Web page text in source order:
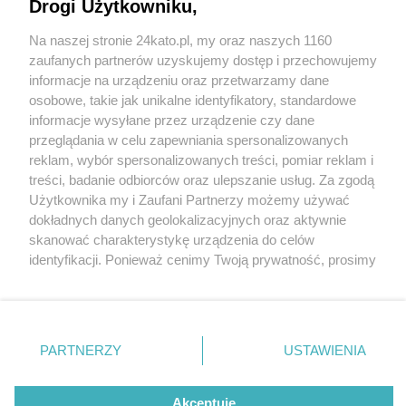
Słynny sklep z wyposażeniem wnętrz BoConcept
Centrum Wnętrz Home Concept
4 / 7
Home Concept Katowice
budowa 5
Wydawca mediów lokalnych
Nie zapomnij
zapoznać się z:
polityką prywatności regulamin korzystania z portali
Twojemiasto
Piekary Śląskie
Chorzów
Tarnowskie Góry
Gliwice
Skontakuj sięz nami
Kontakt
Wydawca
Redakcja
Drogi Użytkowniku,
Na naszej stronie 24kato.pl, my oraz naszych 1160
zaufanych partnerów uzyskujemy dostęp i przechowujemy
informacje na urządzeniu oraz przetwarzamy dane
osobowe, takie jak unikalne identyfikatory, standardowe
informacje wysyłane przez urządzenie czy dane
przeglądania w celu zapewniania spersonalizowanych
reklam, wybór spersonalizowanych treści, pomiar reklam i
treści, badanie odbiorców oraz ulepszanie usług. Za zgodą
Użytkownika my i Zaufani Partnerzy możemy używać
dokładnych danych geolokalizacyjnych oraz aktywnie
skanować charakterystykę urządzenia do celów
identyfikacji. Ponieważ cenimy Twoją prywatność, prosimy
prywatności znajdujący się w lewym dolnym rogu strony
. Niektóre rodzaje przetwarzania danych nie wymagają
zgody użytkownika, ale masz prawo sprzeciwić się
takiemu przetwarzaniu. Preferencje będą miały
PARTNERZY USTAWIENIA
Akceptuję